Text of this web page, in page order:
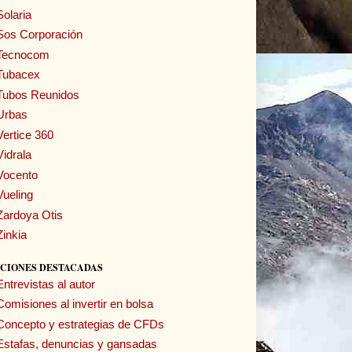
Corporación
Reunidos
360
Otis
DESTACADAS
al autor
al invertir en bolsa
y estrategias de CFDs
denuncias y gansadas